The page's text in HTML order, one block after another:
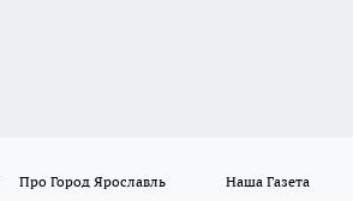
Про Город Ярославль Наша Газета